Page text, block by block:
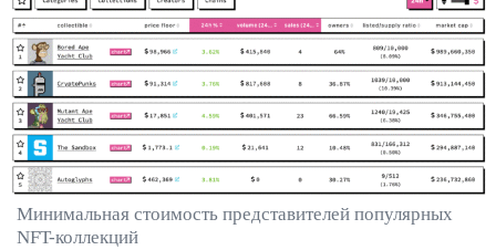
Минимальная стоимость представителей популярных
NFT-коллекций